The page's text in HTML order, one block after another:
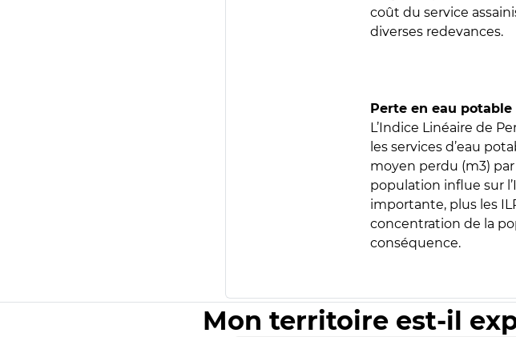
coût du service
diverses redevances.
Perte en eau potable
L’Indice Linéaire de
les services d’eau
moyen perdu (m3)
population influe sur
importante, plus les
concentration de la
conséquence.
Mon territoire est-il